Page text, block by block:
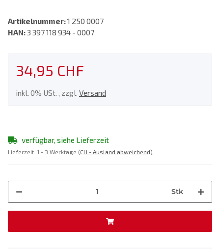
Artikelnummer:1 250 0007
HAN:3 397 118 934 - 0007
34,95 CHF
inkl. 0% USt. , zzgl. Versand
verfügbar, siehe Lieferzeit
Lieferzeit: 1 - 3 Werktage (CH - Ausland abweichend)
Stk